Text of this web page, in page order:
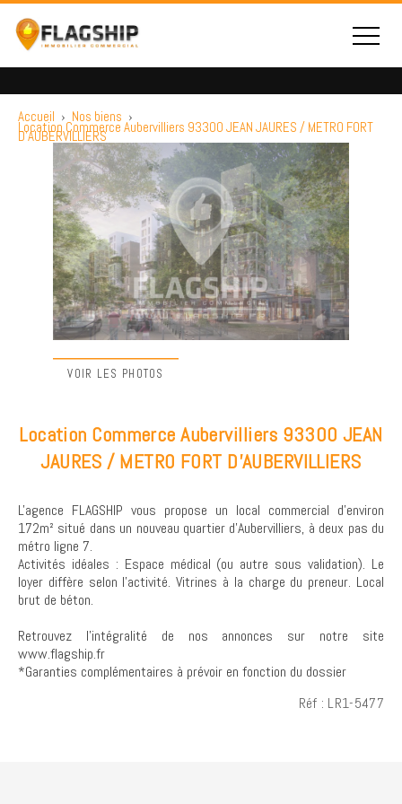
Accueil › Nos biens ›
Location Commerce Aubervilliers 93300 JEAN JAURES / METRO FORT
D'AUBERVILLIERS
VOIR LES PHOTOS
Location Commerce Aubervilliers 93300 JEAN
JAURES / METRO FORT D'AUBERVILLIERS
L'agence FLAGSHIP vous propose un local commercial d'environ
172m² situé dans un nouveau quartier d'Aubervilliers, à deux pas du
métro ligne 7.
Activités idéales : Espace médical (ou autre sous validation). Le
loyer diffère selon l'activité. Vitrines à la charge du preneur. Local
brut de béton.
Retrouvez l’intégralité de nos annonces sur notre site
www.flagship.fr
*Garanties complémentaires à prévoir en fonction du dossier
Réf : LR1-5477